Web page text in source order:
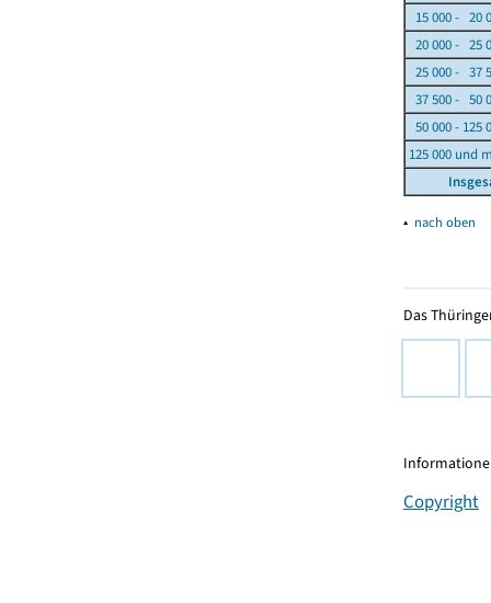
15 000 - 20
20 000 - 25
25 000 - 37
37 500 - 50
50 000 - 125
125 000 und
▴ nach oben
Das
Copyright